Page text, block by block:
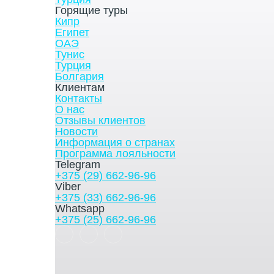
Горящие туры
Кипр
Египет
ОАЭ
Тунис
Турция
Болгария
Клиентам
Контакты
О нас
Отзывы клиентов
Новости
Информация о странах
Программа лояльности
Telegram
+375 (29) 662-96-96
Viber
+375 (33) 662-96-96
Whatsapp
+375 (25) 662-96-96